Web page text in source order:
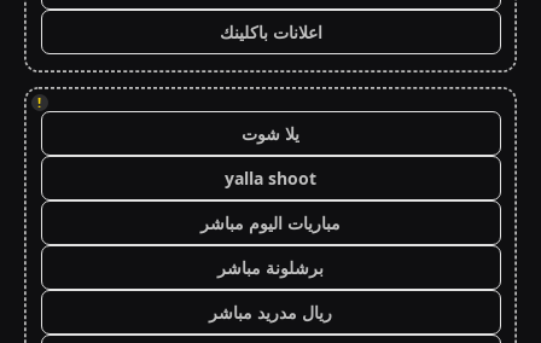
اعلانات باكلينك
!
يلا شوت
yalla shoot
مباريات اليوم مباشر
برشلونة مباشر
ريال مدريد مباشر